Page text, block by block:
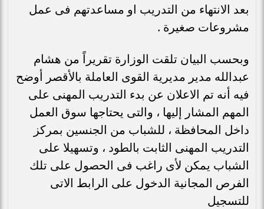
بعد الانتهاء من التدريب او مساعدتهم فى عمل
مشروعات صغيرة .
وبحسب البيان تلقت الوزارة تقريراً من هشام
عبدالله مدير مديرية القوى العاملة بالأقصر أوضح
فيه أنه تم الاعلان عن بدء التدريب المهنى على
المهم المشار إليها ، والتى يحتاجها سوق العمل
داخل المحافظة ، للشباب من الجنسين بمركز
التدريب المهنى الثابت بالطود ، وتسهيلا على
الشباب يمكن لأى راغب فى الحصول على تلك
الفرص المجانية الدخول على الرابط الاتى
للتسجيل